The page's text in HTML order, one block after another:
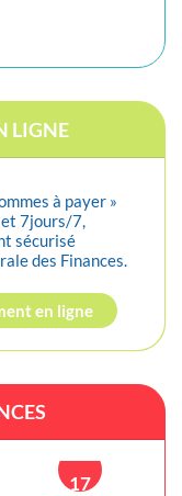
LIGNE
à payer »
7jours/7,
sécurisé
des Finances.
en ligne
17